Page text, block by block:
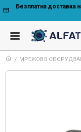
Безплатна
МРЕЖОВО